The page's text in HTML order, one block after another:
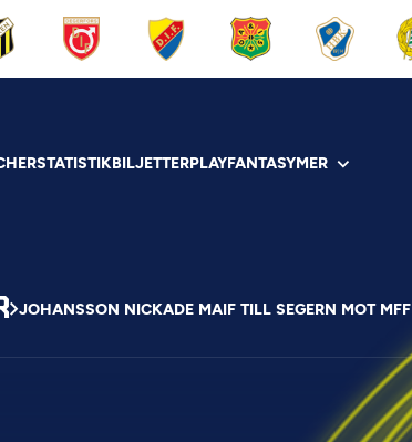
STATISTIKBILJETTERPLAYFANTASYMER
JOHANSSON NICKADE MAIF TILL SEGERN MOT MFF